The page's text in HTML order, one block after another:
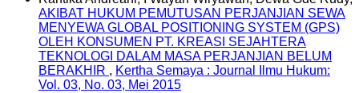
AKIBAT HUKUM PEMUTUSAN PERJANJIAN SEWA
MENYEWA GLOBAL POSITIONING SYSTEM (GPS)
OLEH KONSUMEN PT. KREASI SEJAHTERA
TEKNOLOGI DALAM MASA PERJANJIAN BELUM
BERAKHIR , Kertha Semaya : Journal Ilmu Hukum:
Vol. 03, No. 03, Mei 2015